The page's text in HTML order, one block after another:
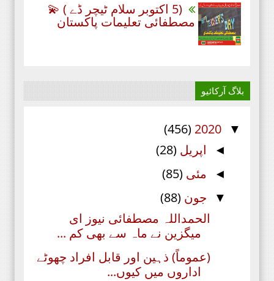
(5 اکتوبر سلام ٹیچر ڈے ) 💫
مصطفائی تعلیمات پاکستان
بلاگ آرکائیو
▼
2020
(456)
◄ اپریل (28)
◄ مئی (85)
▼ جون (88)
الحمداللہ مصطفائی نیوز ای
میگزین نے ماہ سے بھی کم ...
(عموماً) ذہین اور قابل افراد چھوٹے
اداروں میں کیوں...